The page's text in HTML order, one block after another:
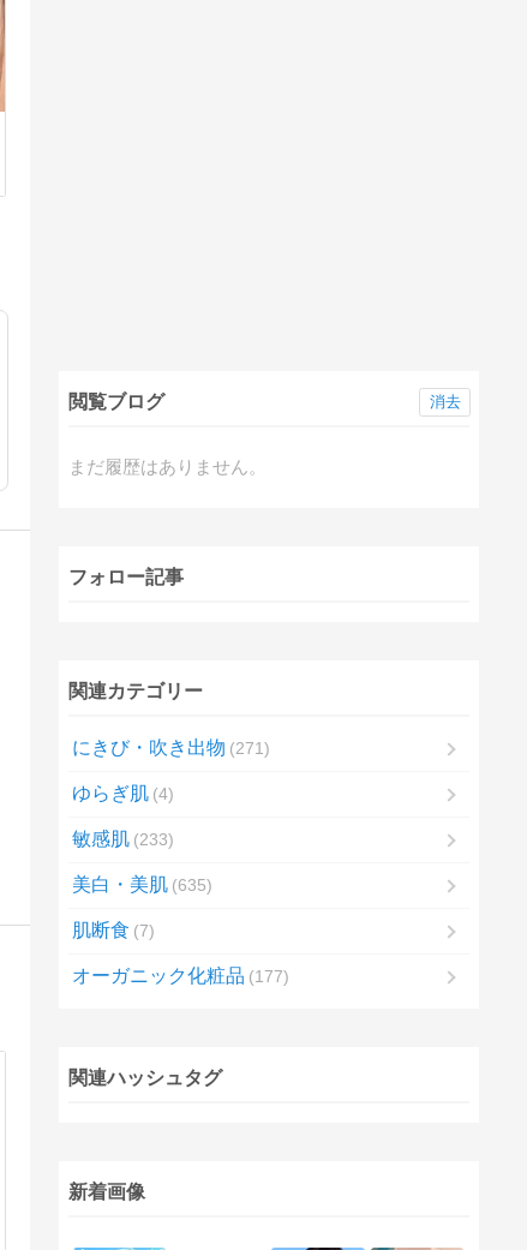
閲覧ブログ
まだ履歴はありません。
消去
フォロー記事
関連カテゴリー
にきび・吹き出物 271
ゆらぎ肌 4
敏感肌 233
美白・美肌 635
肌断食 7
オーガニック化粧品 177
関連ハッシュタグ
新着画像